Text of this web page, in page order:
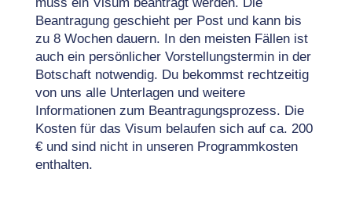
Beantragung geschieht per Post und kann bis
zu 8 Wochen dauern. In den meisten Fällen ist
auch ein persönlicher Vorstellungstermin in der
Botschaft notwendig. Du bekommst rechtzeitig
von uns alle Unterlagen und weitere
Informationen zum Beantragungsprozess. Die
Kosten für das Visum belaufen sich auf ca. 200
€ und sind nicht in unseren Programmkosten
enthalten.